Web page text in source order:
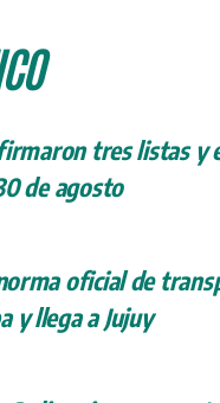
tres listas y
de agosto
oficial de
y llega a Jujuy